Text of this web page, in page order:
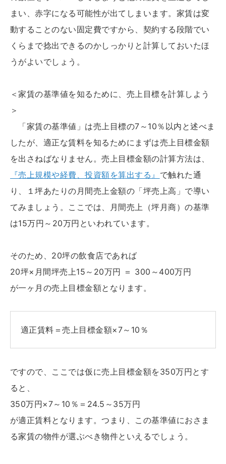
まい、赤字になる可能性が出てしまいます。家賃は変
動することのない固定費ですから、契約する段階でい
くらまで捻出できるのかしっかりと計算しておいたほ
うがよいでしょう。
＜家賃の基準値を知るために、売上目標を計算しよう
＞
「家賃の基準値」は売上目標の7～10％以内と述べま
したが、適正な賃料を知るためにまずは売上目標金額
を出さねばなりません。売上目標金額の計算方法は、
『売上規模や経費、投資額を算出する』 で触れた通
り、１坪あたりの月間売上金額の「坪売上高」で導い
てみましょう。ここでは、月間売上（坪月商）の基準
は15万円～20万円といわれています。
そのため、20坪の飲食店であれば
20坪×月間坪売上15～20万円 ＝ 300～400万円
が一ヶ月の売上目標金額となります。
適正賃料＝売上目標金額×7～10％
ですので、ここでは仮に売上目標金額を350万円とす
ると、
350万円×7～10％＝24.5～35万円
が適正賃料となります。つまり、この基準値におさま
る家賃の物件が選ぶべき物件といえるでしょう。